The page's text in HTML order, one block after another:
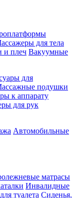
для тела
и плеч Вакуумные
для
подушки
к аппарату
для рук
Автомобильные
матрасы
Инвалидные
туалета Сиденья,